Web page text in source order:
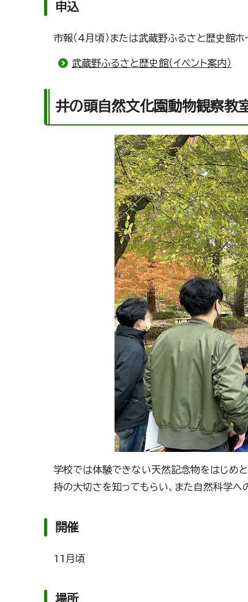
申込
市報（4月頃）または武蔵野ふるさと歴史館ホ
武蔵野ふるさと歴史館（イベント案内）
井の頭自然文化園動物観察教
学校では体験できない天然記念物をはじめ
持の大切さを知ってもらい、また自然科学へ
開催
11月頃
場所